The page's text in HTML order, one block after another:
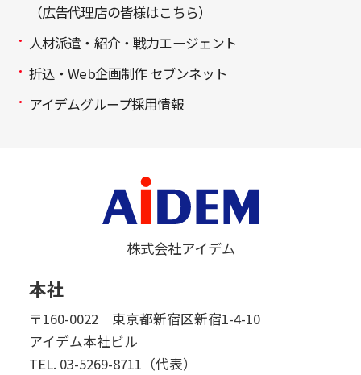
（広告代理店の皆様はこちら）
人材派遣・紹介・戦力エージェント
折込・Web企画制作 セブンネット
アイデムグループ採用情報
株式会社アイデム
本社
〒160-0022 東京都新宿区新宿1-4-10
アイデム本社ビル
TEL. 03-5269-8711（代表）